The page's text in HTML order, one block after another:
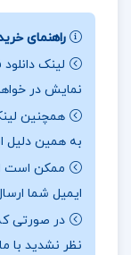
می‌شود.پس از
نام تهمینه
تیمسار
دستور قتل
حوادثی که
جهت خرید
درباره
راهنمای
لینک
نمایش در
همچنین
به همین دلیل
ایمیل شما
در صورتی
نظر نشدید با